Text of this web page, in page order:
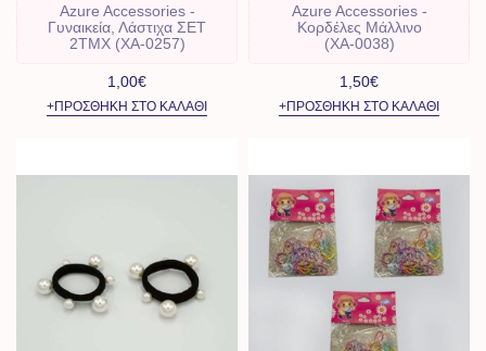
Azure Accessories -
Γυναικεία, Λάστιχα ΣΕΤ
2ΤΜΧ (XA-0257)
1,00€
+ΠΡΟΣΘΉΚΗ ΣΤΟ ΚΑΛΆΘΙ
Azure Accessories -
Κορδέλες Μάλλινο
(ΧΑ-0038)
1,50€
+ΠΡΟΣΘΉΚΗ ΣΤΟ ΚΑΛΆΘΙ